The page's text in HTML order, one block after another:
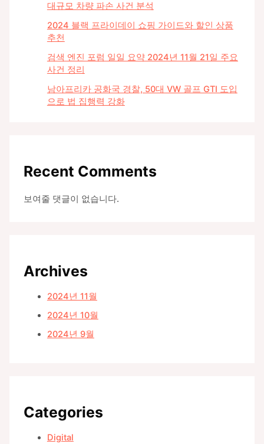
대규모 차량 파손 사건 분석
2024 블랙 프라이데이 쇼핑 가이드와 할인 상품
추천
검색 엔진 포럼 일일 요약 2024년 11월 21일 주요
사건 정리
남아프리카 공화국 경찰, 50대 VW 골프 GTI 도입
으로 법 집행력 강화
Recent Comments
보여줄 댓글이 없습니다.
Archives
2024년 11월
2024년 10월
2024년 9월
Categories
Digital